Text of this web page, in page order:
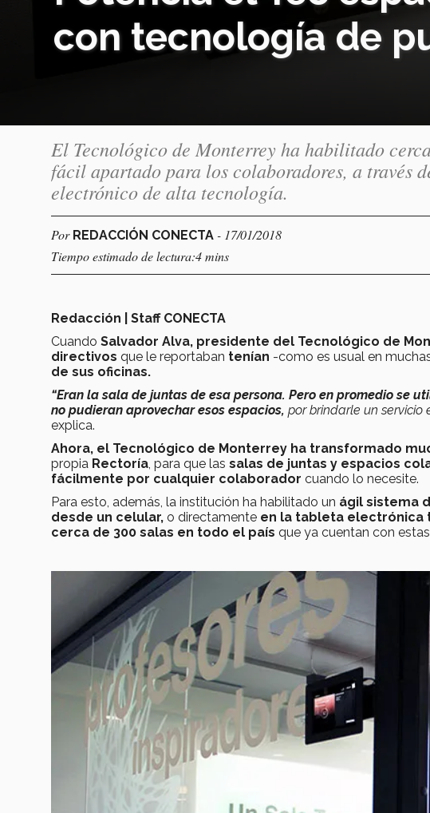
con tecnología de
El Tecnológico de Monterrey ha habilitado
fácil apartado para los colaboradores, a través
electrónico de alta tecnología.
Por REDACCIÓN CONECTA - 17/01/2018
Tiempo estimado de lectura:4 mins
Redacción | Staff CONECTA
Cuando Salvador Alva, presidente del Tecnológico de
directivos que le reportaban tenían -como es usual en
de sus oficinas.
“Eran la sala de juntas de esa persona. Pero en promedio se
no pudieran aprovechar esos espacios, por brindarle un servicio
explica.
Ahora, el Tecnológico de Monterrey ha transformado
propia Rectoría , para que las salas de juntas y espacios
fácilmente por cualquier colaborador cuando lo necesite.
Para esto, además, la institución ha habilitado un ágil sistema
desde un celular, o directamente en la tableta electrónica
cerca de 300 salas en todo el país que ya cuentan con